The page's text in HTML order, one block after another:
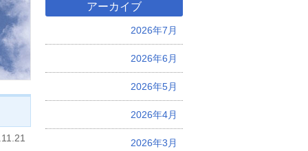
アーカイブ
2026年7月
2026年6月
2026年5月
2026年4月
2026年3月